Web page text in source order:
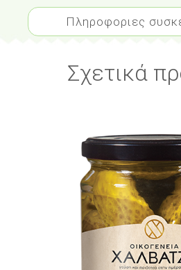
Πληροφοριες
Σχετικά